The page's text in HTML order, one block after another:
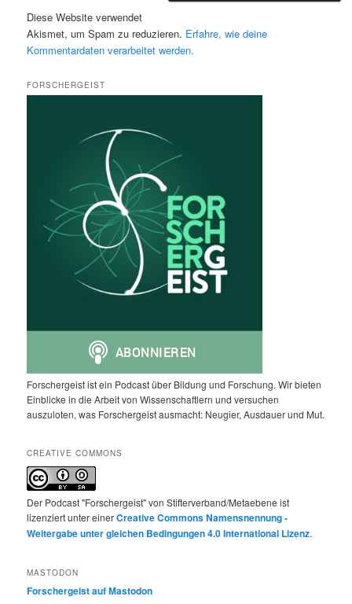
Diese Website verwendet
Akismet, um Spam zu reduzieren. Erfahre, wie deine
Kommentardaten verarbeitet werden.
FORSCHERGEIST
Forschergeist ist ein Podcast über Bildung und Forschung. Wir bieten
Einblicke in die Arbeit von Wissenschaftlern und versuchen
auszuloten, was Forschergeist ausmacht: Neugier, Ausdauer und Mut.
CREATIVE COMMONS
Der Podcast "Forschergeist" von Stifterverband/Metaebene ist
lizenziert unter einerCreative Commons Namensnennung -
Weitergabe unter gleichen Bedingungen 4.0 International Lizenz.
MASTODON
Forschergeist auf Mastodon